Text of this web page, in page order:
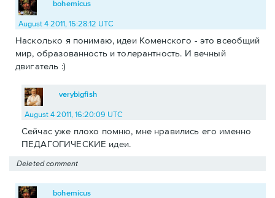
bohemicus
August 4 2011, 15:28:12 UTC
Насколько я понимаю, идеи Коменского - это всеобщий
мир, образованность и толерантность. И вечный
двигатель :)
verybigfish
August 4 2011, 16:20:09 UTC
Сейчас уже плохо помню, мне нравились его именно
ПЕДАГОГИЧЕСКИЕ идеи.
Deleted comment
bohemicus